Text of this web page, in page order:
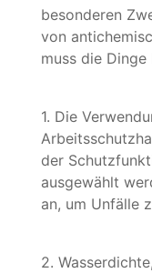
besonderen
von
muss die Dinge
1. Die
der
ausgewählt
an, um Unfälle
2.